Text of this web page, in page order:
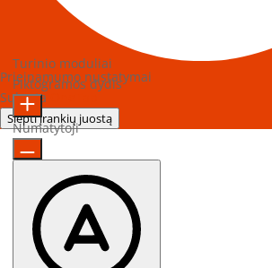
Prieinamumo nustatymai
Sukurta
Slėpti įrankių juostą
Turinio moduliai
Piktogramos dydis
Numatytoji